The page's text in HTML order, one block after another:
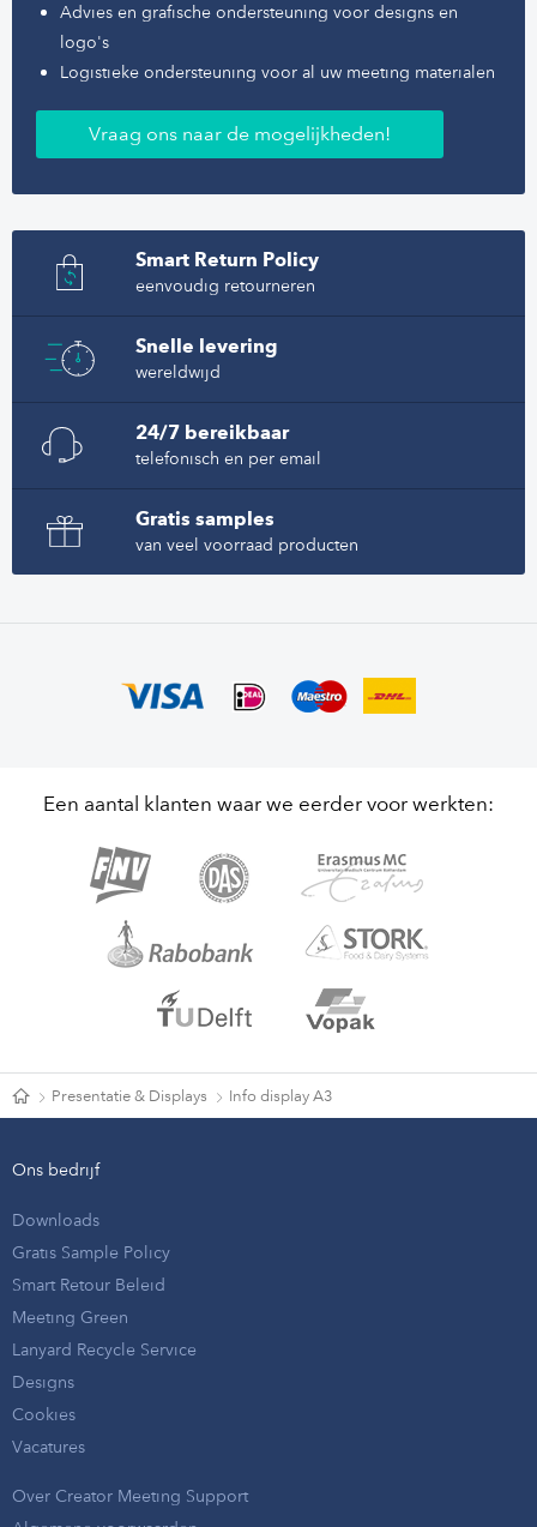
Advies en grafische ondersteuning voor designs en
logo's
Logistieke ondersteuning voor al uw meeting materialen
Vraag ons naar de mogelijkheden!
Smart Return Policy
eenvoudig retourneren
Snelle levering
wereldwijd
24/7 bereikbaar
telefonisch en per email
Gratis samples
van veel voorraad producten
Een aantal klanten waar we eerder voor werkten:
Presentatie & Displays Info display A3
Ons bedrijf
Downloads
Gratis Sample Policy
Smart Retour Beleid
Meeting Green
Lanyard Recycle Service
Designs
Cookies
Vacatures
Over Creator Meeting Support